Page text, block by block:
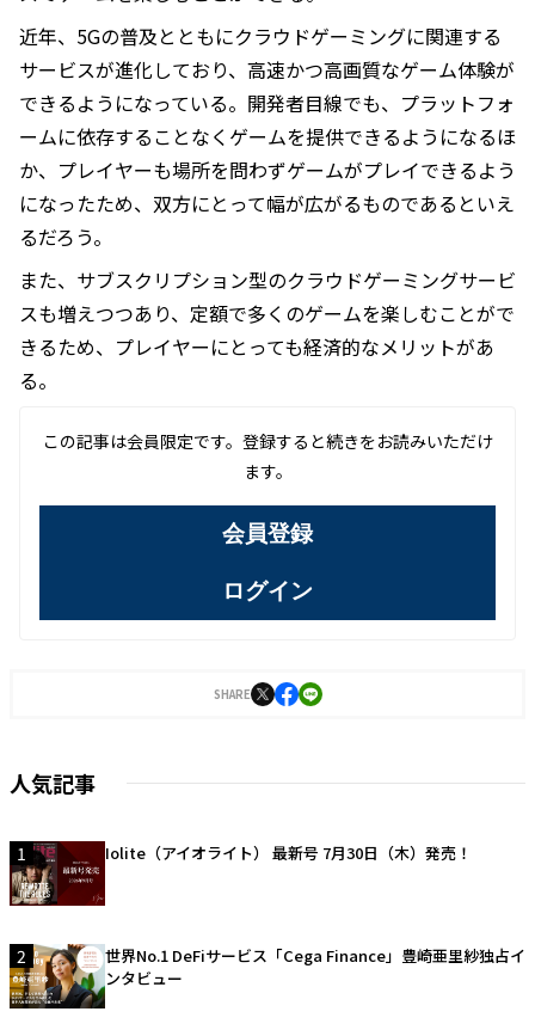
近年、5Gの普及とともにクラウドゲーミングに関連する
サービスが進化しており、高速かつ高画質なゲーム体験が
できるようになっている。開発者目線でも、プラットフォ
ームに依存することなくゲームを提供できるようになるほ
か、プレイヤーも場所を問わずゲームがプレイできるよう
になったため、双方にとって幅が広がるものであるといえ
るだろう。
また、サブスクリプション型のクラウドゲーミングサービ
スも増えつつあり、定額で多くのゲームを楽しむことがで
きるため、プレイヤーにとっても経済的なメリットがあ
る。
この記事は会員限定です。登録すると続きをお読みいただけ
ます。
会員登録
ログイン
SHARE
人気記事
1 Iolite（アイオライト） 最新号 7月30日（木）発売！
2
世界No.1 DeFiサービス「Cega Finance」豊崎亜里紗独占イ
ンタビュー